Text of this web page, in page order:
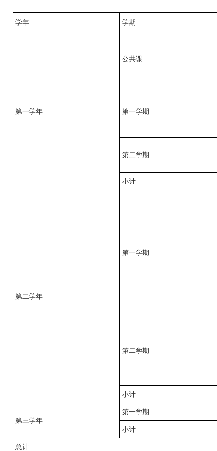
学年 学期
第一学年
公共课
第一学期
第二学期
小计
第二学年
第一学期
第二学期
小计
第三学年
第一学期
小计
总计